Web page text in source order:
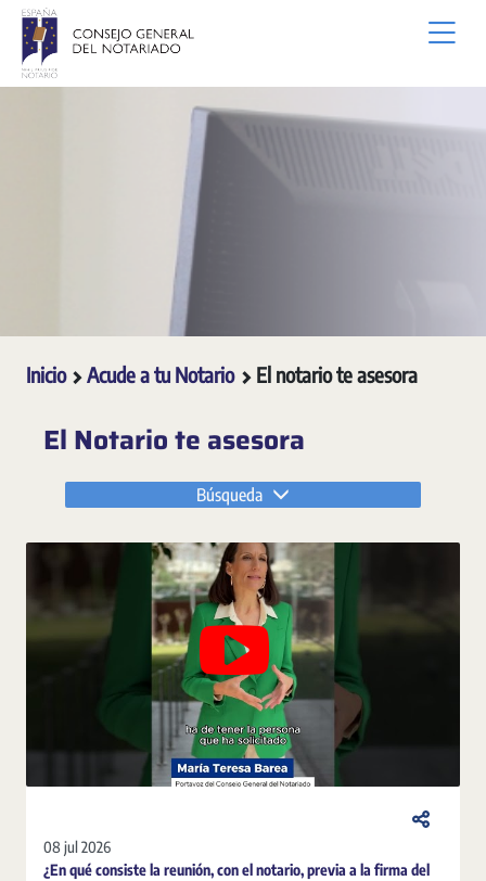
Saltar al contenido principal
Inicio Acude a tu Notario El notario te asesora
El Notario te asesora
Búsqueda
08 jul 2026
¿En qué consiste la reunión, con el notario, previa a la firma del